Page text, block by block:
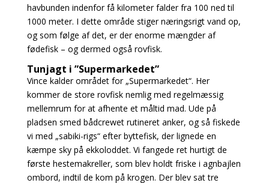
havbunden indenfor få kilometer falder fra 100 ned til
1000 meter. I dette område stiger næringsrigt vand op,
og som følge af det, er der enorme mængder af
fødefisk – ogdermed også rovfisk.
Tunjagt i ”Supermarkedet”
Vince kalder området for „Supermarkedet“. Her
kommer de store rovfisk nemlig med regelmæssig
mellemrum for at afhente et måltid mad. Ude på
pladsen smed bådcrewet rutineret anker, og så fiskede
vi med „sabiki-rigs“ efter byttefisk, der lignede en
kæmpe sky på ekkoloddet. Vi fangede ret hurtigt de
første hestemakreller, som blev holdt friske i agnbajlen
ombord, indtil de kom på krogen. Der blev sat tre